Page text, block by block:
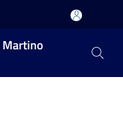
Martino